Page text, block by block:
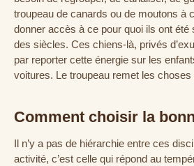
troupeau de canards ou de moutons à
donner accès à ce pour quoi ils ont été
des siècles. Ces chiens-là, privés
par reporter cette énergie sur les
voitures. Le troupeau remet les choses
Comment choisir la
Il n’y a pas de hiérarchie entre ces
activité, c’est celle qui répond au